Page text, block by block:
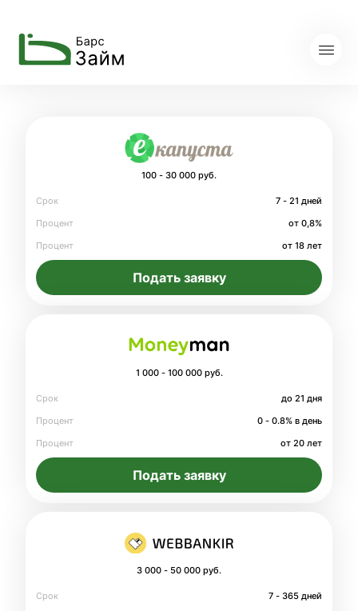
100 - 30 000 руб.
Срок
7 - 21 дней
Процент
от 0,8%
Процент
от 18 лет
Подать заявку
1 000 - 100 000 руб.
Срок
до 21 дня
Процент
0 - 0.8% в день
Процент
от 20 лет
Подать заявку
3 000 - 50 000 руб.
Срок
7 - 365 дней